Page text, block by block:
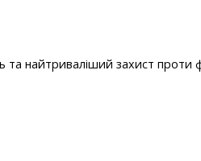
та найтриваліший захист проти